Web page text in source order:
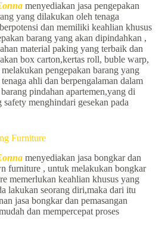
menyediakan jasa pengepakan
yang dilakukan oleh tenaga
dan memiliki keahlian khusus
barang yang akan dipindahkan ,
material paking yang terbaik dan
box carton,kertas roll, buble warp,
pengepakan barang yang
ahli dan berpengalaman dalam
pindahan apartemen,yang di
menghindari gesekan pada
Furniture
menyediakan jasa bongkar dan
furniture , untuk melakukan bongkar
memerlukan keahlian khusus yang
lakukan seorang diri,maka dari itu
jasa bongkar dan pemasangan
dan mempercepat proses